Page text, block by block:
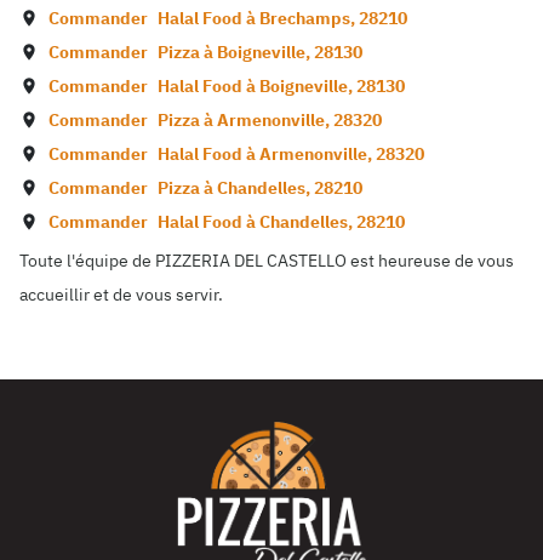
Commander Halal Food à Brechamps,28210
Commander Pizza à Boigneville,28130
Commander Halal Food à Boigneville,28130
Commander Pizza àArmenonville,28320
Commander Halal Food àArmenonville,28320
Commander Pizza àChandelles,28210
Commander Halal Food àChandelles,28210
Toute l'équipe de PIZZERIA DEL CASTELLO est heureuse de vous
accueillir et de vous servir.